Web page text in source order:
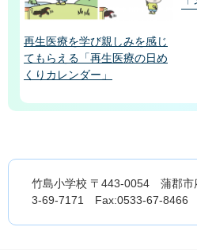
再生医療を学び親しみを感じ
てもらえる「再生医療の日め
くりカレンダー」
竹島小学校 〒443-0054 蒲郡
3-69-7171 Fax:0533-67-8466